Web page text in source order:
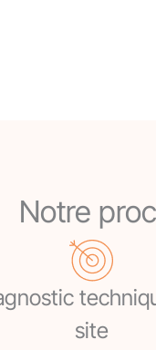
Notre
site